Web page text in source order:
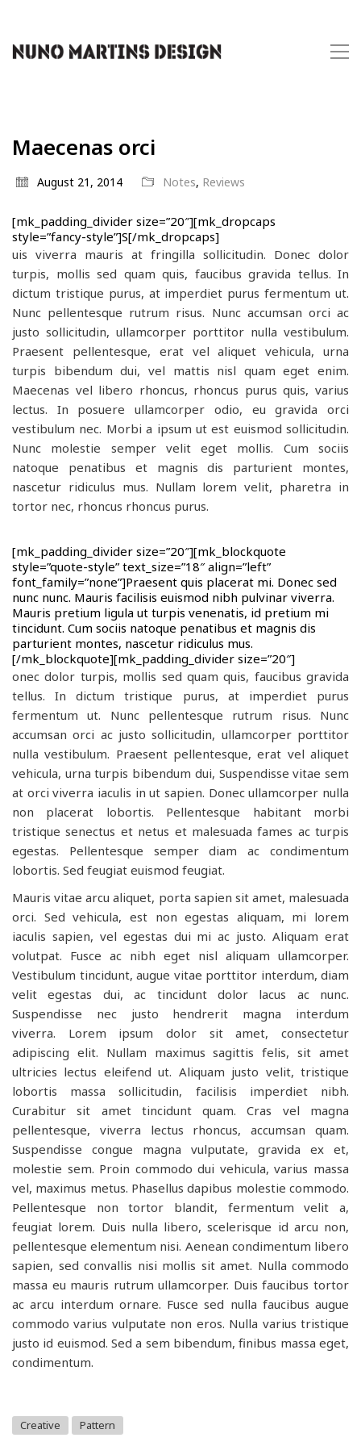
Maecenas orci
August 21, 2014 Notes, Reviews
[mk_padding_divider size=”20″][mk_dropcaps
style=”fancy-style”]S[/mk_dropcaps]
uis viverra mauris at fringilla sollicitudin. Donec dolor
turpis, mollis sed quam quis, faucibus gravida tellus. In
dictum tristique purus, at imperdiet purus fermentum ut.
Nunc pellentesque rutrum risus. Nunc accumsan orci ac
justo sollicitudin, ullamcorper porttitor nulla vestibulum.
Praesent pellentesque, erat vel aliquet vehicula, urna
turpis bibendum dui, vel mattis nisl quam eget enim.
Maecenas vel libero rhoncus, rhoncus purus quis, varius
lectus. In posuere ullamcorper odio, eu gravida orci
vestibulum nec. Morbi a ipsum ut est euismod sollicitudin.
Nunc molestie semper velit eget mollis. Cum sociis
natoque penatibus et magnis dis parturient montes,
nascetur ridiculus mus. Nullam lorem velit, pharetra in
tortor nec, rhoncus rhoncus purus.
[mk_padding_divider size=”20″][mk_blockquote
style=”quote-style” text_size=”18″ align=”left”
font_family=”none”]Praesent quis placerat mi. Donec sed
nunc nunc. Mauris facilisis euismod nibh pulvinar viverra.
Mauris pretium ligula ut turpis venenatis, id pretium mi
tincidunt. Cum sociis natoque penatibus et magnis dis
parturient montes, nascetur ridiculus mus.
[/mk_blockquote][mk_padding_divider size=”20″]
onec dolor turpis, mollis sed quam quis, faucibus gravida
tellus. In dictum tristique purus, at imperdiet purus
fermentum ut. Nunc pellentesque rutrum risus. Nunc
accumsan orci ac justo sollicitudin, ullamcorper porttitor
nulla vestibulum. Praesent pellentesque, erat vel aliquet
vehicula, urna turpis bibendum dui, Suspendisse vitae sem
at orci viverra iaculis in ut sapien. Donec ullamcorper nulla
non placerat lobortis. Pellentesque habitant morbi
tristique senectus et netus et malesuada fames ac turpis
egestas. Pellentesque semper diam ac condimentum
lobortis. Sed feugiat euismod feugiat.
Mauris vitae arcu aliquet, porta sapien sit amet, malesuada
orci. Sed vehicula, est non egestas aliquam, mi lorem
iaculis sapien, vel egestas dui mi ac justo. Aliquam erat
volutpat. Fusce ac nibh eget nisl aliquam ullamcorper.
Vestibulum tincidunt, augue vitae porttitor interdum, diam
velit egestas dui, ac tincidunt dolor lacus ac nunc.
Suspendisse nec justo hendrerit magna interdum
viverra. Lorem ipsum dolor sit amet, consectetur
adipiscing elit. Nullam maximus sagittis felis, sit amet
ultricies lectus eleifend ut. Aliquam justo velit, tristique
lobortis massa sollicitudin, facilisis imperdiet nibh.
Curabitur sit amet tincidunt quam. Cras vel magna
pellentesque, viverra lectus rhoncus, accumsan quam.
Suspendisse congue magna vulputate, gravida ex et,
molestie sem. Proin commodo dui vehicula, varius massa
vel, maximus metus. Phasellus dapibus molestie commodo.
Pellentesque non tortor blandit, fermentum velit a,
feugiat lorem. Duis nulla libero, scelerisque id arcu non,
pellentesque elementum nisi. Aenean condimentum libero
sapien, sed convallis nisi mollis sit amet. Nulla commodo
massa eu mauris rutrum ullamcorper. Duis faucibus tortor
ac arcu interdum ornare. Fusce sed nulla faucibus augue
commodo varius vulputate non eros. Nulla varius tristique
justo id euismod. Sed a sem bibendum, finibus massa eget,
condimentum.
Creative Pattern